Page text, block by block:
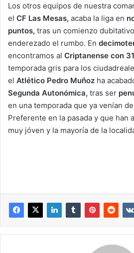
Los otros equipos de nuestra
el CF Las Mesas, acaba la liga en
puntos, tras un comienzo
enderezado el rumbo. En
encontramos al Criptanense con
temporada gris para los
el Atlético Pedro Muñoz ha
Segunda Autonómica, tras ser
en una temporada que ya venían
Preferente en la pasada y que han
muy jóven y la mayoría de la